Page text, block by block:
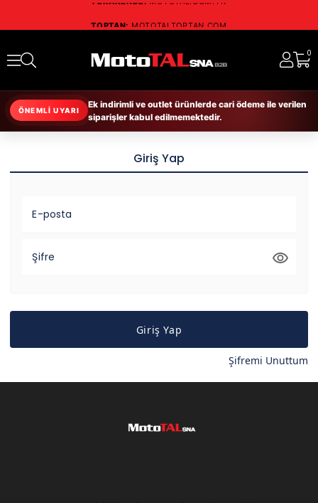
TOPTAN: MOTOTALTOPTAN.COM
0
ÖNEMLİ UYARI
Ek indirimli ve outlet ürünlerde cari ödeme ile verilen
siparişler kabul edilmemektedir.
Giriş Yap
E-posta
Şifre
Giriş Yap
Şifremi Unuttum